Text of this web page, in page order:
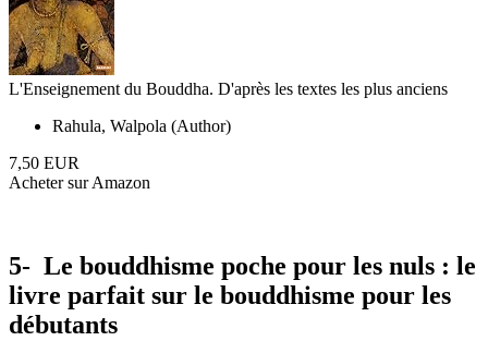
L'Enseignement du Bouddha. D'après les textes les plus anciens
Rahula, Walpola (Author)
7,50 EUR
Acheter sur Amazon
5- Le bouddhisme poche pour les nuls : le
livre parfait sur le bouddhisme pour les
débutants